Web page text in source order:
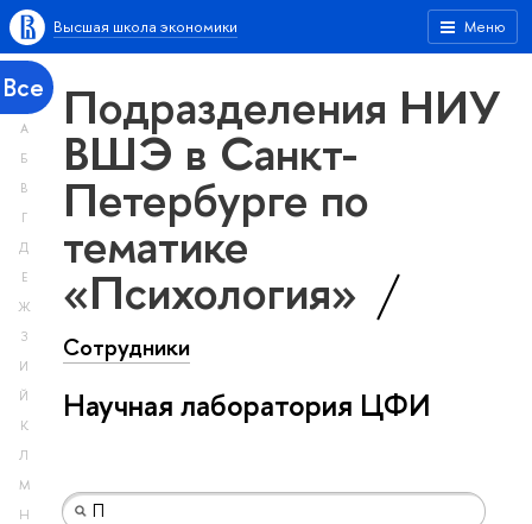
Меню
Высшая школа экономики
Все
А
Б
В
Г
Д
Е
Ж
З
И
Й
К
Л
М
Н
Подразделения НИУ
ВШЭ в Санкт-
Петербурге по
тематике
«Психология»
Сотрудники
Научная лаборатория ЦФИ